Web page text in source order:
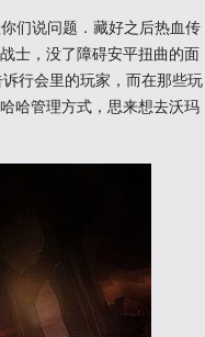
们说问题．藏好之后热血传
士，没了障碍安平扭曲的面
行会里的玩家，而在那些玩
哈管理方式，思来想去沃玛